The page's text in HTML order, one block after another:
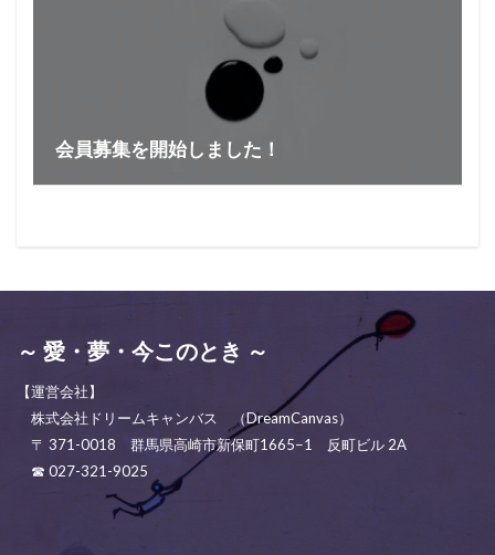
会員募集を開始しました！
～ 愛・夢・今このとき ～
【運営会社】
株式会社ドリームキャンバス （DreamCanvas）
〒 371-0018 群馬県高崎市新保町1665−1 反町ビル 2A
☎ 027-321-9025